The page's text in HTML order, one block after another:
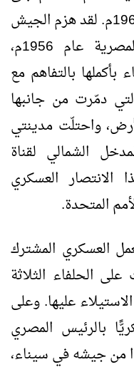
دايان إستراتيجية الحرب عام 1967م. لقد هزم الجيش
الإسرائيلي القوات المسلحة المصرية عام 1956م،
بالتفاهم مع
دمّرت من جانبها
واحتلّت مدينتي
الشمالي لقناة
العسكري
المتحدة.
العسكري المشترك
الحلفاء الثلاثة
عليها. وعلى
بالرئيس المصري
من جيشه في سيناء،